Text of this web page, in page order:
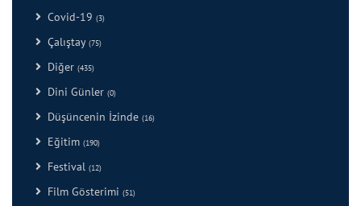
Covid-19 (3)
Çalıştay (75)
Diğer (435)
Dini Günler (0)
Düşüncenin İzinde (16)
Eğitim (190)
Festival (12)
Film Gösterimi (51)